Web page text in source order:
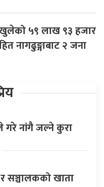
५९ लाख ९३ हजार
नागढुङ्गाबाट २ जना
गरे नांगै जल्ने कुरा
सञ्चालकको खाता